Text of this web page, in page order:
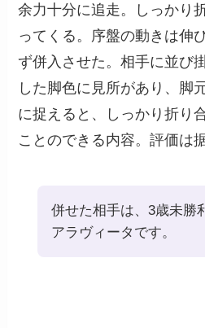
余力十分に追走。しっかり
ってくる。序盤の動きは伸
ず併入させた。相手に並び
した脚色に見所があり、脚
に捉えると、しっかり折り
ことのできる内容。評価は
併せた相手は、3歳未勝
アラヴィータです。